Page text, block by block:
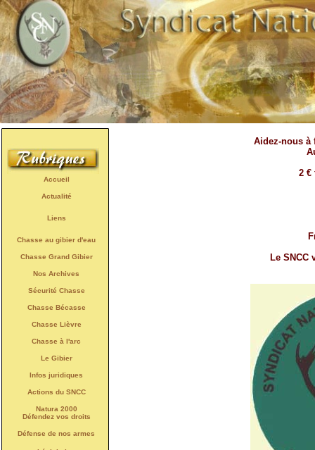
Accueil
Actualité
Liens
Chasse au gibier d'eau
Chasse Grand Gibier
Nos Archives
Sécurité Chasse
Chasse Bécasse
Chasse Lièvre
Chasse à l'arc
Le Gibier
Infos juridiques
Actions du SNCC
Natura 2000
Défendez vos droits
Défense de nos armes
Aidez-nous à
2 €
Le SNCC